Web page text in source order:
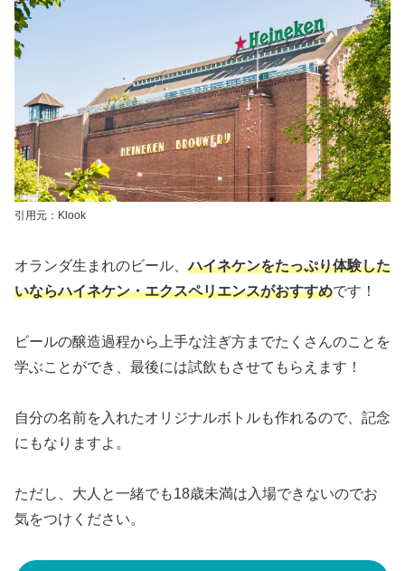
引用元：Klook
オランダ生まれのビール、ハイネケンをたっぷり体験した
いならハイネケン・エクスペリエンスがおすすめです！
ビールの醸造過程から上手な注ぎ方までたくさんのことを
学ぶことができ、最後には試飲もさせてもらえます！
自分の名前を入れたオリジナルボトルも作れるので、記念
にもなりますよ。
ただし、大人と一緒でも18歳未満は入場できないのでお
気をつけください。